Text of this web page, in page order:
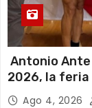
Antonio Ante
2026, la
importante
Ago 4, 2026